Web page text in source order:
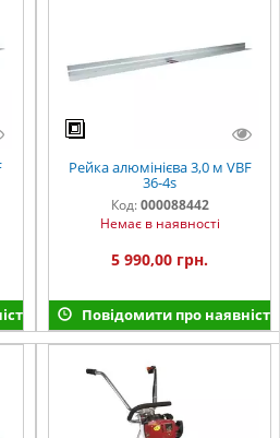
Рейка алюмінієва 3,0 м VBF
36-4s
Код: 000088442
Немає в наявності
5 990,00 грн.
Повідомити про наявність